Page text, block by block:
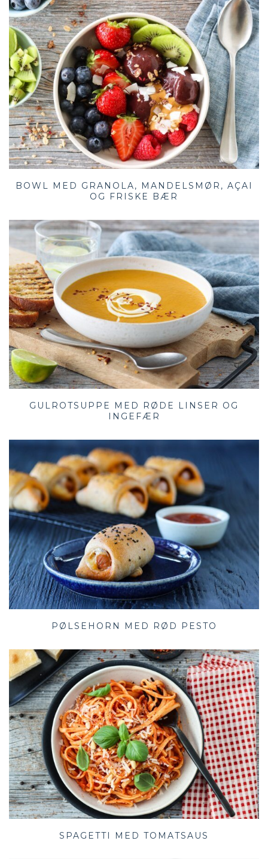
BOWL MED GRANOLA, MANDELSMØR, AÇAI
OG FRISKE BÆR
GULROTSUPPE MED RØDE LINSER OG
INGEFÆR
PØLSEHORN MED RØD PESTO
SPAGETTI MED TOMATSAUS